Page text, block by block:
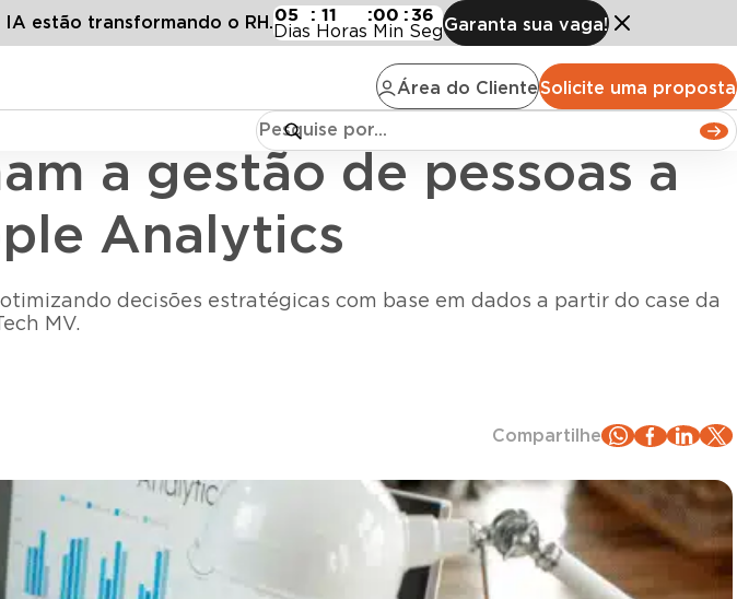
Área do ClienteSolicite uma proposta
estão transformando o RH.05
Dias
: 11
Horas
:00
Min
:34
SegGaranta sua vaga!
a gestão de pessoas a partir do People Analytics
a gestão de pessoas a
Analytics
decisões estratégicas com base em dados a partir do case da
MV.
Compartilhe